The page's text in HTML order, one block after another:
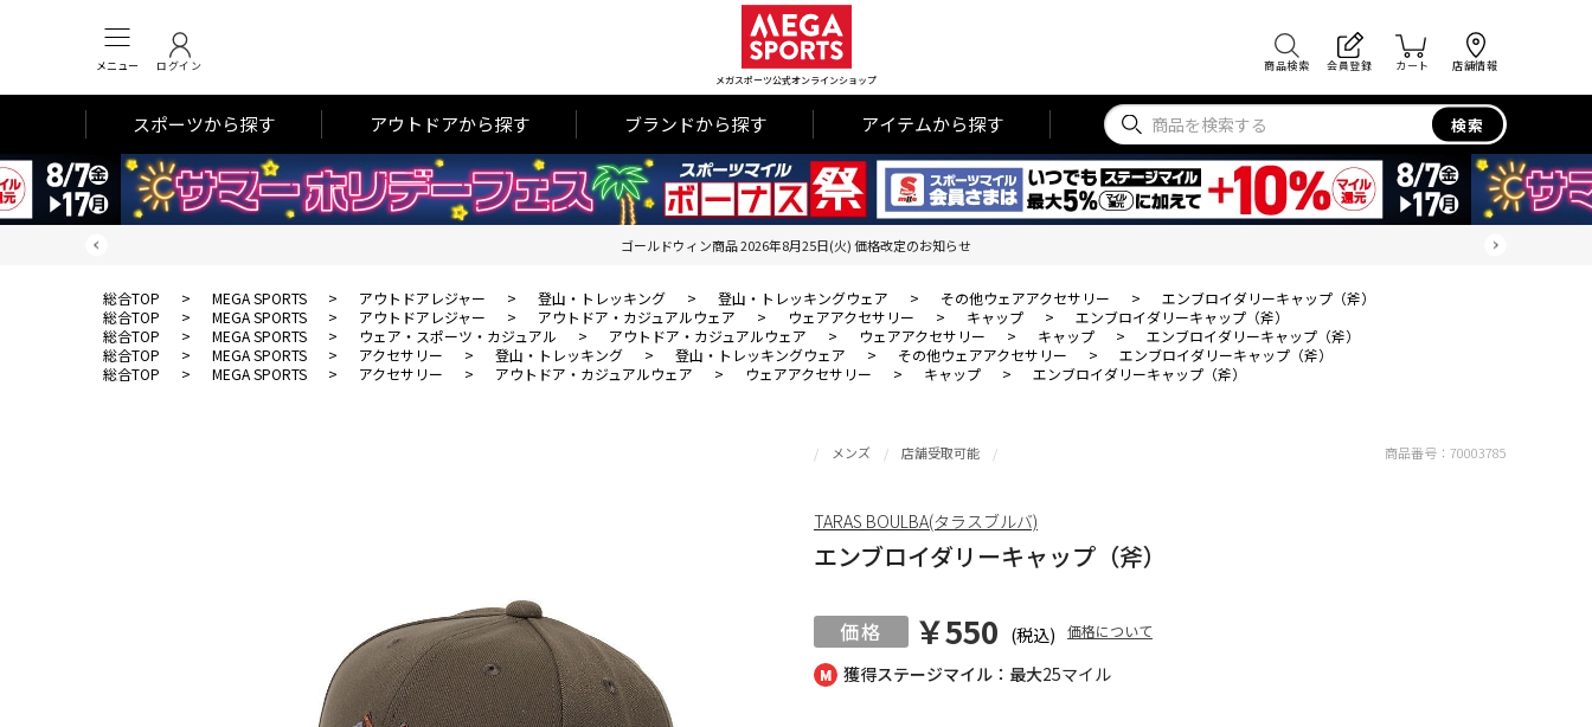
メニュー ログイン
メガスポーツ公式オンラインショップ
商品検索 会員登録 カート 店舗情報
スポーツから探す アウトドアから探す ブランドから探す アイテムから探す 検索
ゴールドウィン商品 2026年8月25日(火) 価格改定のお知らせ
総合TOP > MEGA SPORTS > アウトドアレジャー > 登山・トレッキング > 登山・トレッキングウェア > その他ウェアアクセサリー >
エンブロイダリーキャップ（斧）
総合TOP
> MEGA SPORTS > アウトドアレジャー > アウトドア・カジュアルウェア > ウェアアクセサリー > キャップ >
エンブロイダリーキャップ（斧）
総合TOP
> MEGA SPORTS > ウェア・スポーツ・カジュアル > アウトドア・カジュアルウェア > ウェアアクセサリー > キャップ >
エンブロイダリーキャップ（斧）
総合TOP
> MEGA SPORTS > アクセサリー > 登山・トレッキング > 登山・トレッキングウェア > その他ウェアアクセサリー >
エンブロイダリーキャップ（斧）
総合TOP
> MEGA SPORTS > アクセサリー > アウトドア・カジュアルウェア > ウェアアクセサリー > キャップ > エンブロイダリーキャップ（斧）
獲得ステージマイル：最大25マイル
メンズ 店舗受取可能
エンブロイダリーキャップ（斧）
￥550 (税込) 価格について
商品番号： 70003785
TARAS BOULBA(タラスブルバ)